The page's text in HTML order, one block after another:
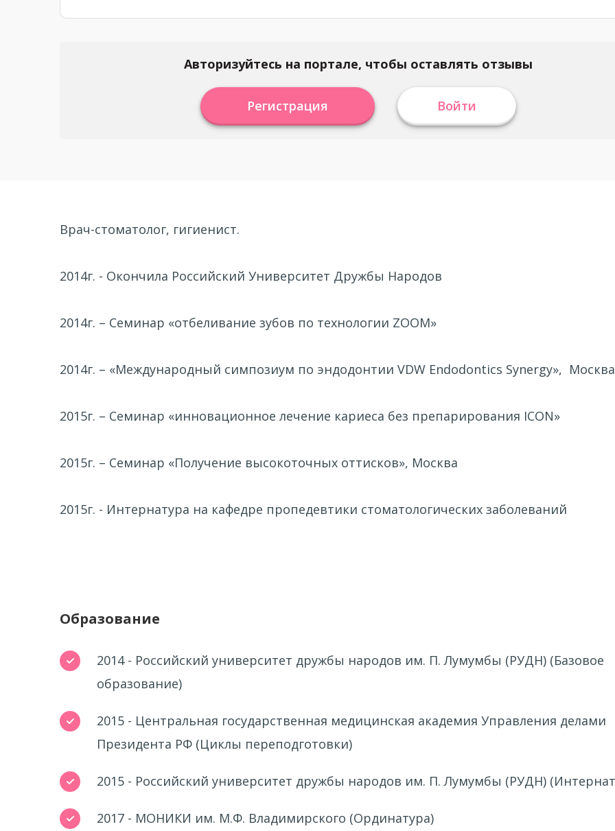
Авторизуйтесь на портале, чтобы оставлять отзывы
Регистрация Войти
Врач-стоматолог, гигиенист.
2014г. - Окончила Российский Университет Дружбы Народов
2014г. – Семинар «отбеливание зубов по технологии ZOOM»
2014г. – «Международный симпозиум по эндодонтии VDW Endodontics Synergy», Москва
2015г. – Семинар «инновационное лечение кариеса без препарирования ICON»
2015г. – Семинар «Получение высокоточных оттисков», Москва
2015г. - Интернатура на кафедре пропедевтики стоматологических заболеваний
Образование
2014 - Российский университет дружбы народов им. П. Лумумбы (РУДН) (Базовое
образование)
2015 - Центральная государственная медицинская академия Управления делами
Президента РФ (Циклы переподготовки)
2015 - Российский университет дружбы народов им. П. Лумумбы (РУДН)
2017 - МОНИКИ им. М.Ф. Владимирского (Ординатура)